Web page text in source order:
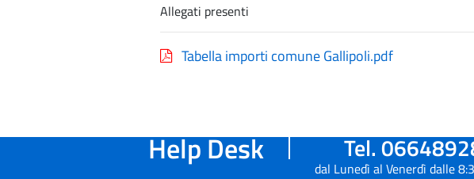
Allegati presenti
Tabella importi comune Gallipoli.pdf
Help Desk Tel.
dal Lunedì al Venerdì dalle